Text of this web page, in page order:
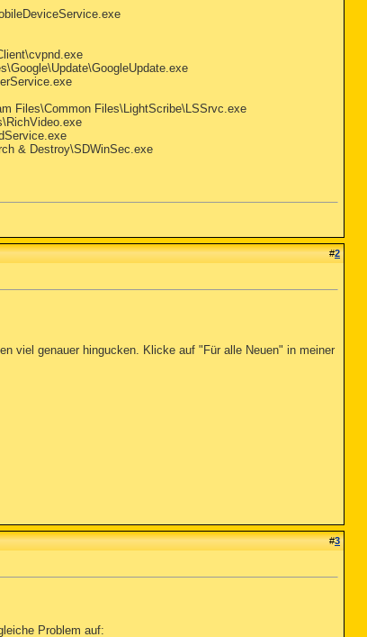
Files\Common Files\LightScribe\LSSrvc.exe
& Destroy\SDWinSec.exe
#2
viel genauer hingucken. Klicke auf "Für alle Neuen" in meiner
#3
Problem auf: